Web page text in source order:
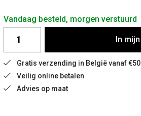
Vandaag besteld, morgen verstuurd
In mijn
Gratis verzending in België vanaf €50
Veilig online betalen
Advies op maat